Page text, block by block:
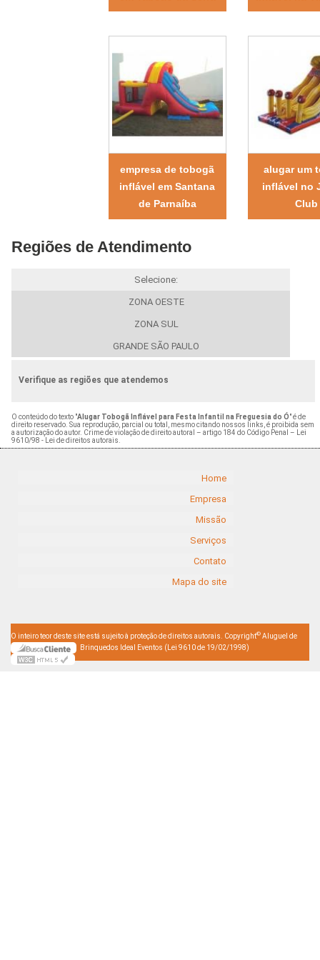
empresa de tobogã
inflável em Santana
de Parnaíba
alugar um
inflável no
Club
Regiões de Atendimento
Selecione:
ZONA OESTE
ZONA SUL
GRANDE SÃO PAULO
Verifique as regiões que atendemos
O conteúdo do texto "Alugar Tobogã Inflável para Festa Infantil na Freguesia do Ó" é de
direito reservado. Sua reprodução, parcial ou total, mesmo citando nossos links, é proibida sem
a autorização do autor. Crime de violação de direito autoral – artigo 184 do Código Penal – Lei
9610/98 - Lei de direitos autorais.
Home
Empresa
Missão
Serviços
Contato
Mapa do site
O inteiro teor deste site está sujeito à proteção de direitos autorais. Copyright© Aluguel de
Brinquedos Ideal Eventos (Lei 9610 de 19/02/1998)